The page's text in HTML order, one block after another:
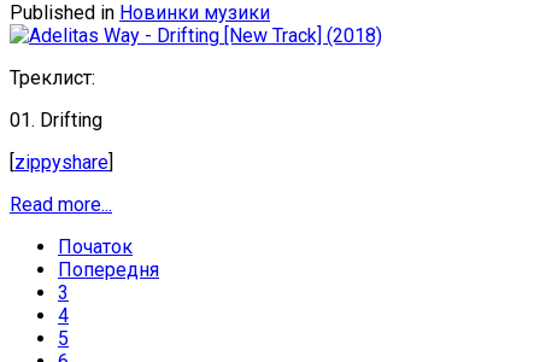
Published in Новинки музики
Треклист:
01. Drifting
[zippyshare]
Read more...
Початок
Попередня
3
4
5